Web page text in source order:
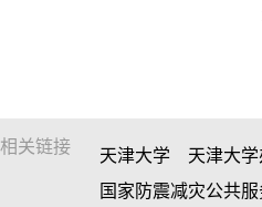
相关链接 天津大学 天津大学
国家防震减灾公共